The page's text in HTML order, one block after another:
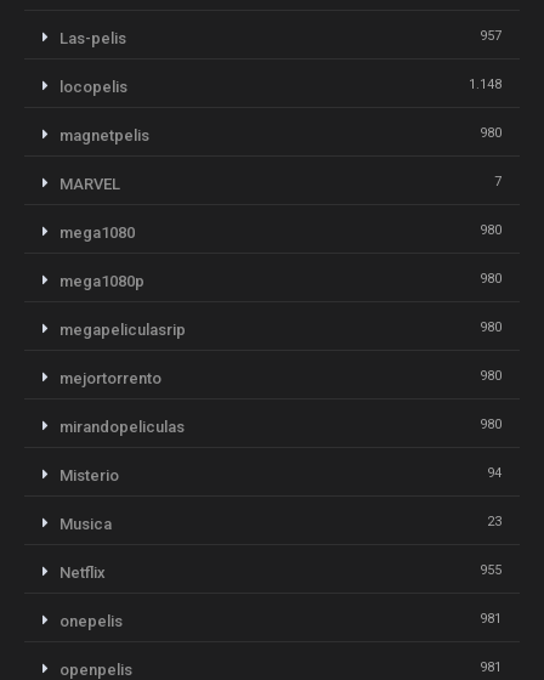
Las-pelis 957
locopelis 1.148
magnetpelis 980
MARVEL 7
mega1080 980
mega1080p 980
megapeliculasrip 980
mejortorrento 980
mirandopeliculas 980
Misterio 94
Musica 23
Netflix 955
onepelis 981
openpelis 981